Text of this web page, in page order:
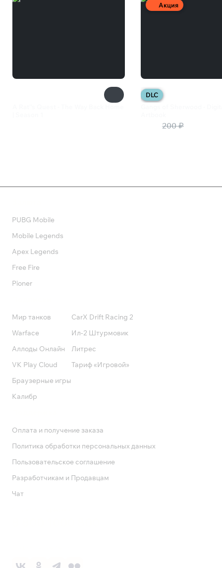
Акция
DLC
200 ₽
PUBG Mobile
Mobile Legends
Apex Legends
Free Fire
Pioner
Мир танков
Warface
Аллоды Онлайн
VK Play Cloud
Браузерные игры
Калибр
CarX Drift Racing 2
Ил-2 Штурмовик
Литрес
Тариф «Игровой»
Оплата и получение заказа
Политика обработки персональных данных
Пользовательское соглашение
Разработчикам и Продавцам
Чат